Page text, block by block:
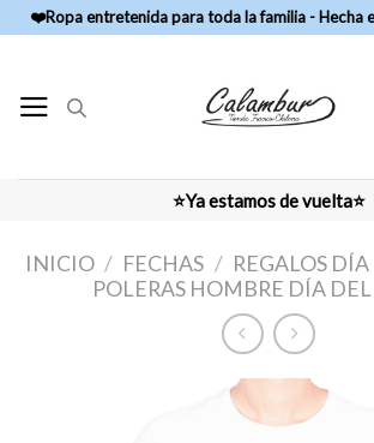
Skip❤️Ropa entretenida para toda la familia - Hecha
⭐Ya estamos de vuelta⭐
INICIO / FECHAS / REGALOS
POLERAS HOMBRE DÍA